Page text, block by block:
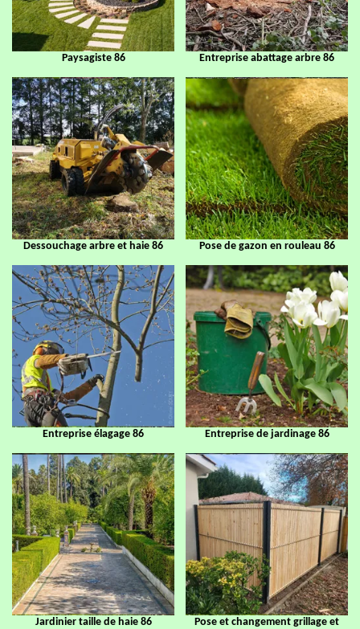
Paysagiste 86 Entreprise abattage arbre 86
Dessouchage arbre et haie 86 Pose de gazon en rouleau 86
Entreprise élagage 86 Entreprise de jardinage 86
Jardinier taille de haie 86
Pose et changement grillage et